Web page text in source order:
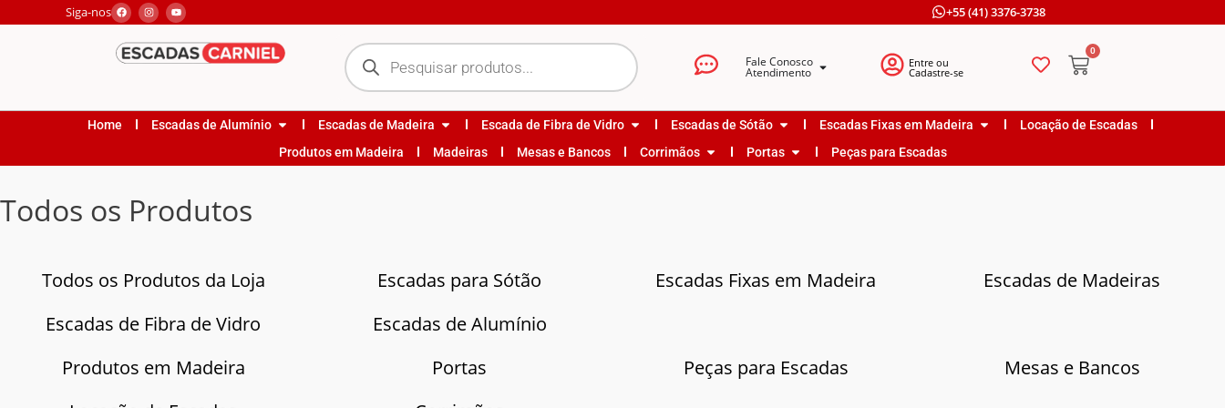
Siga-nos +55 (41) 3376-3738
Fale Conosco
Atendimento
Entre ou
Cadastre-se
0
Home Escadas de Alumínio Escadas de Madeira Escada de Fibra de Vidro Escadas de Sótão Escadas Fixas em Madeira
Locação de Escadas
Produtos em Madeira
Madeiras Mesas e Bancos Corrimãos Portas Peças para Escadas
Todos os Produtos
Todos os Produtos da Loja Escadas para Sótão Escadas Fixas em Madeira
Escadas de Madeiras
Escadas de Fibra de Vidro
Escadas de Alumínio
Produtos em Madeira
Portas Peças para Escadas
Mesas e Bancos